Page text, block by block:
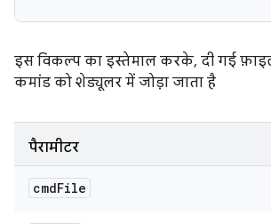
इस विकल्प का इस्तेमाल करके, दी गई
कमांड को शेड्यूलर में जोड़ा जाता है
पैरामीटर
cmdFile